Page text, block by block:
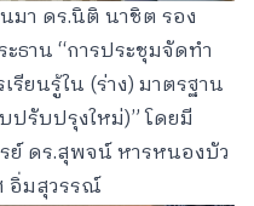
มา ดร.นิติ นาชิต รอง
ธาน “การประชุมจัดทำ
รียนรู้ใน (ร่าง) มาตรฐาน
รับปรุงใหม่)” โดยมี
ดร.สุพจน์ หารหนองบัว
อิ่มสุวรรณ์